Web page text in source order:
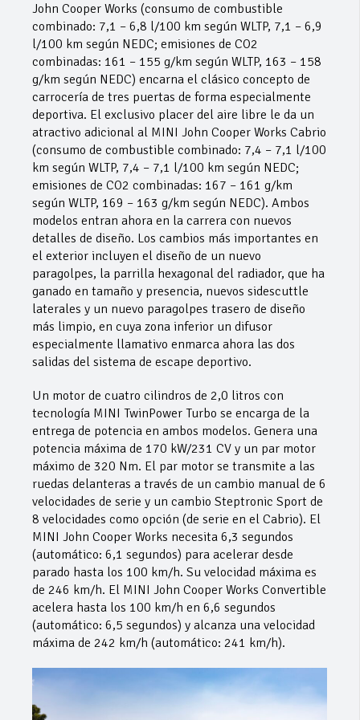
John Cooper Works (consumo de combustible
combinado: 7,1 – 6,8 l/100 km según WLTP, 7,1 – 6,9
l/100 km según NEDC; emisiones de CO2
combinadas: 161 – 155 g/km según WLTP, 163 – 158
g/km según NEDC) encarna el clásico concepto de
carrocería de tres puertas de forma especialmente
deportiva. El exclusivo placer del aire libre le da un
atractivo adicional al MINI John Cooper Works Cabrio
(consumo de combustible combinado: 7,4 – 7,1 l/100
km según WLTP, 7,4 – 7,1 l/100 km según NEDC;
emisiones de CO2 combinadas: 167 – 161 g/km
según WLTP, 169 – 163 g/km según NEDC). Ambos
modelos entran ahora en la carrera con nuevos
detalles de diseño. Los cambios más importantes en
el exterior incluyen el diseño de un nuevo
paragolpes, la parrilla hexagonal del radiador, que ha
ganado en tamaño y presencia, nuevos sidescuttle
laterales y un nuevo paragolpes trasero de diseño
más limpio, en cuya zona inferior un difusor
especialmente llamativo enmarca ahora las dos
salidas del sistema de escape deportivo.
Un motor de cuatro cilindros de 2,0 litros con
tecnología MINI TwinPower Turbo se encarga de la
entrega de potencia en ambos modelos. Genera una
potencia máxima de 170 kW/231 CV y un par motor
máximo de 320 Nm. El par motor se transmite a las
ruedas delanteras a través de un cambio manual de 6
velocidades de serie y un cambio Steptronic Sport de
8 velocidades como opción (de serie en el Cabrio). El
MINI John Cooper Works necesita 6,3 segundos
(automático: 6,1 segundos) para acelerar desde
parado hasta los 100 km/h. Su velocidad máxima es
de 246 km/h. El MINI John Cooper Works Convertible
acelera hasta los 100 km/h en 6,6 segundos
(automático: 6,5 segundos) y alcanza una velocidad
máxima de 242 km/h (automático: 241 km/h).